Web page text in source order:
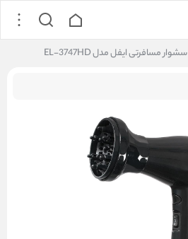
سشوار مسافرتی ایفل مدل EL-3747HD